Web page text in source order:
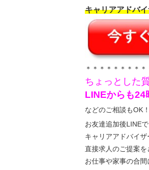
キャリアアドバ
＊＊＊＊＊＊＊＊
ちょっとした
LINEからも24
などのご相談もOK！
お友達追加後LINEで
キャリアアドバイザ
直接求人のご提案
お仕事や家事の合